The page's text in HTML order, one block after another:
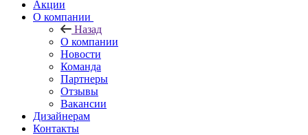
Акции
О компании
Назад
О компании
Новости
Команда
Партнеры
Отзывы
Вакансии
Дизайнерам
Контакты